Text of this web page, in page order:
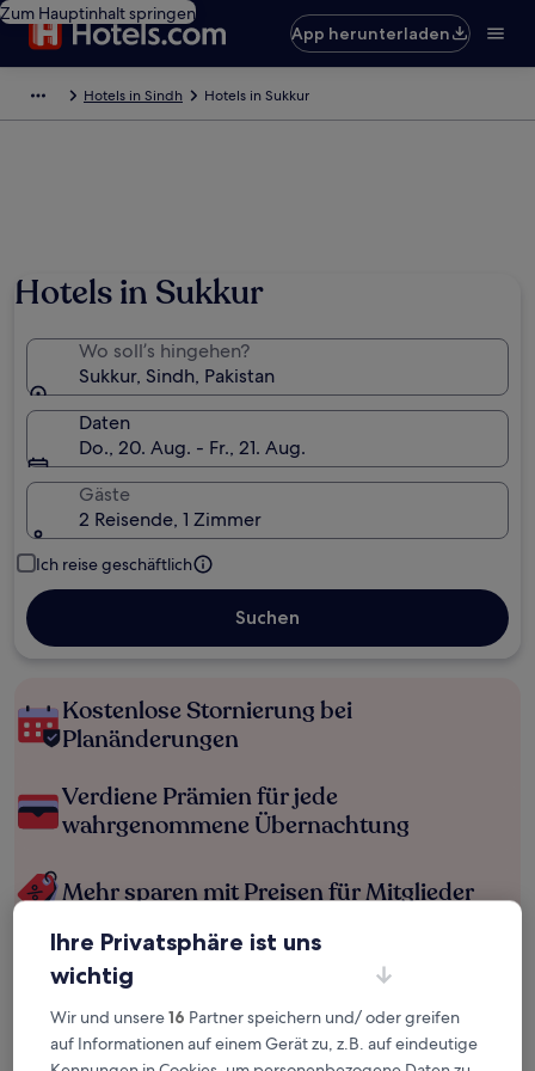
Zum Hauptinhalt springen
App herunterladen
Hotels in Sindh Hotels in Sukkur
Hotels in Sukkur
Wo soll’s hingehen?
Sukkur, Sindh, Pakistan
Daten
Do., 20. Aug. - Fr., 21. Aug.
Gäste
2 Reisende, 1 Zimmer
Ich reise geschäftlich
Suchen
Kostenlose Stornierung bei
Planänderungen
Verdiene Prämien für jede
wahrgenommene Übernachtung
Mehr sparen mit Preisen für Mitglieder
Überprüfe die Preise für diese Daten
Heute
6. Aug. - 7. Aug.
Morgen
7. Aug. - 8. Aug.
Ihre Privatsphäre ist uns
wichtig
Wir und unsere16 Partner speichern und/ oder greifen
auf Informationen auf einem Gerät zu, z.B. auf eindeutige